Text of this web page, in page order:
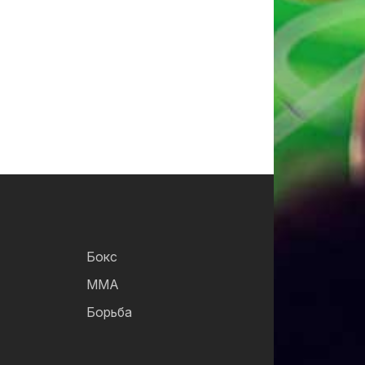
Бокс
ММА
Борьба